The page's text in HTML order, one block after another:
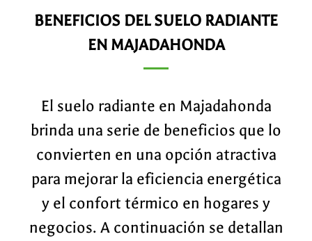
BENEFICIOS DEL SUELO RADIANTE
EN MAJADAHONDA
El suelo radiante en Majadahonda
brinda una serie de beneficios que lo
convierten en una opción atractiva
para mejorar la eficiencia energética
y el confort térmico en hogares y
negocios. A continuación se detallan